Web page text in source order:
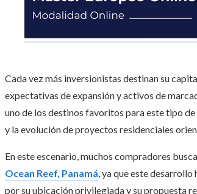
Cada vez más inversionistas destinan su
expectativas de expansión y activos de
uno de los destinos favoritos para este tipo
y la evolución de proyectos residenciales
En este escenario, muchos compradores
Ocean Reef, Panamá, ya que este
por su ubicación privilegiada y su propuesta